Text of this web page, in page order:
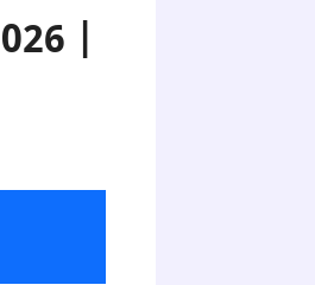
|